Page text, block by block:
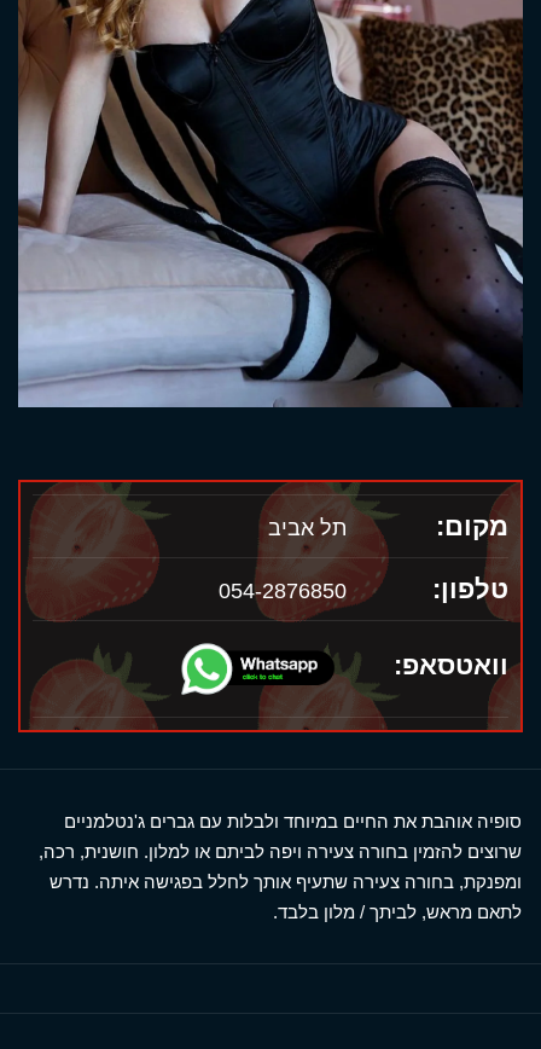
מקום: תל אביב
טלפון: 054-2876850
וואטסאפ:
סופיה אוהבת את החיים במיוחד ולבלות עם גברים ג'נטלמניים
שרוצים להזמין בחורה צעירה ויפה לביתם או למלון. חושנית, רכה,
ומפנקת, בחורה צעירה שתעיף אותך לחלל בפגישה איתה. נדרש
לתאם מראש, לביתך / מלון בלבד.